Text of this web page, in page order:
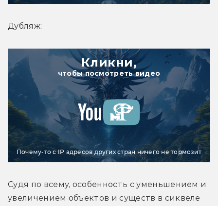
Дубляж:
Кликни,
чтобы посмотреть видео
Почему-то с IP адресов других стран ничего не тормозит
Судя по всему, особенность с уменьшением и
увеличением объектов и существ в сиквеле